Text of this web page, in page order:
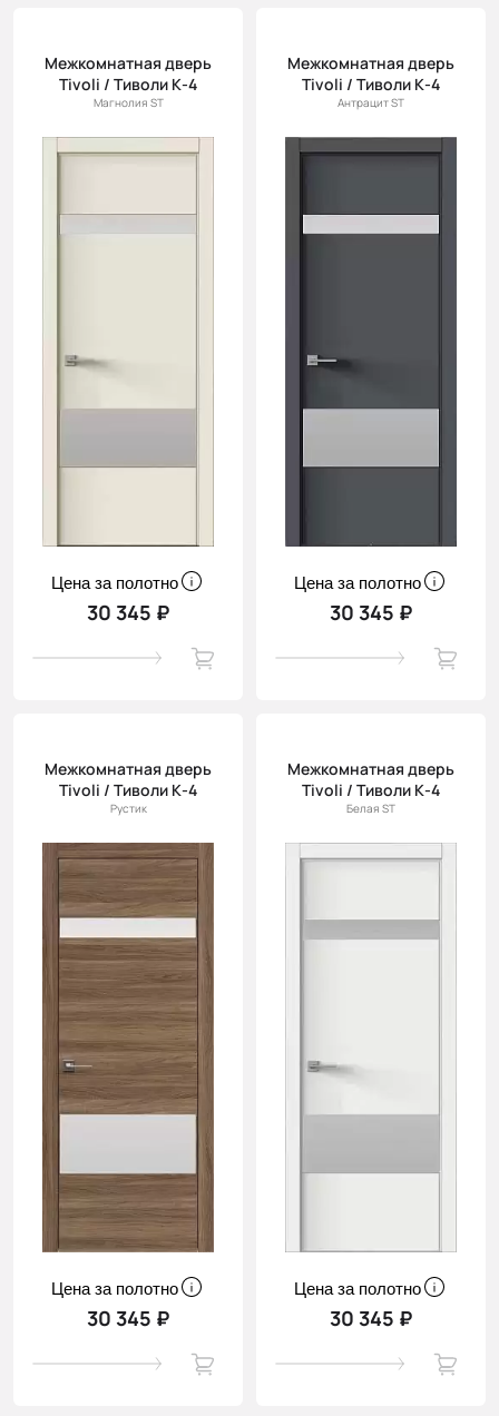
Межкомнатная дверь
Tivoli / Тиволи К-4
Магнолия ST
Цена за полотно
30 345 ₽
Межкомнатная дверь
Tivoli / Тиволи К-4
Антрацит ST
Цена за полотно
30 345 ₽
Межкомнатная дверь
Tivoli / Тиволи К-4
Рустик
Цена за полотно
30 345 ₽
Межкомнатная дверь
Tivoli / Тиволи К-4
Белая ST
Цена за полотно
30 345 ₽